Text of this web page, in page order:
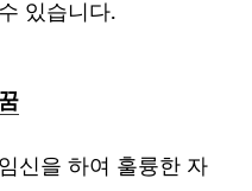
있습니다.
신을 하여 훌륭한 자